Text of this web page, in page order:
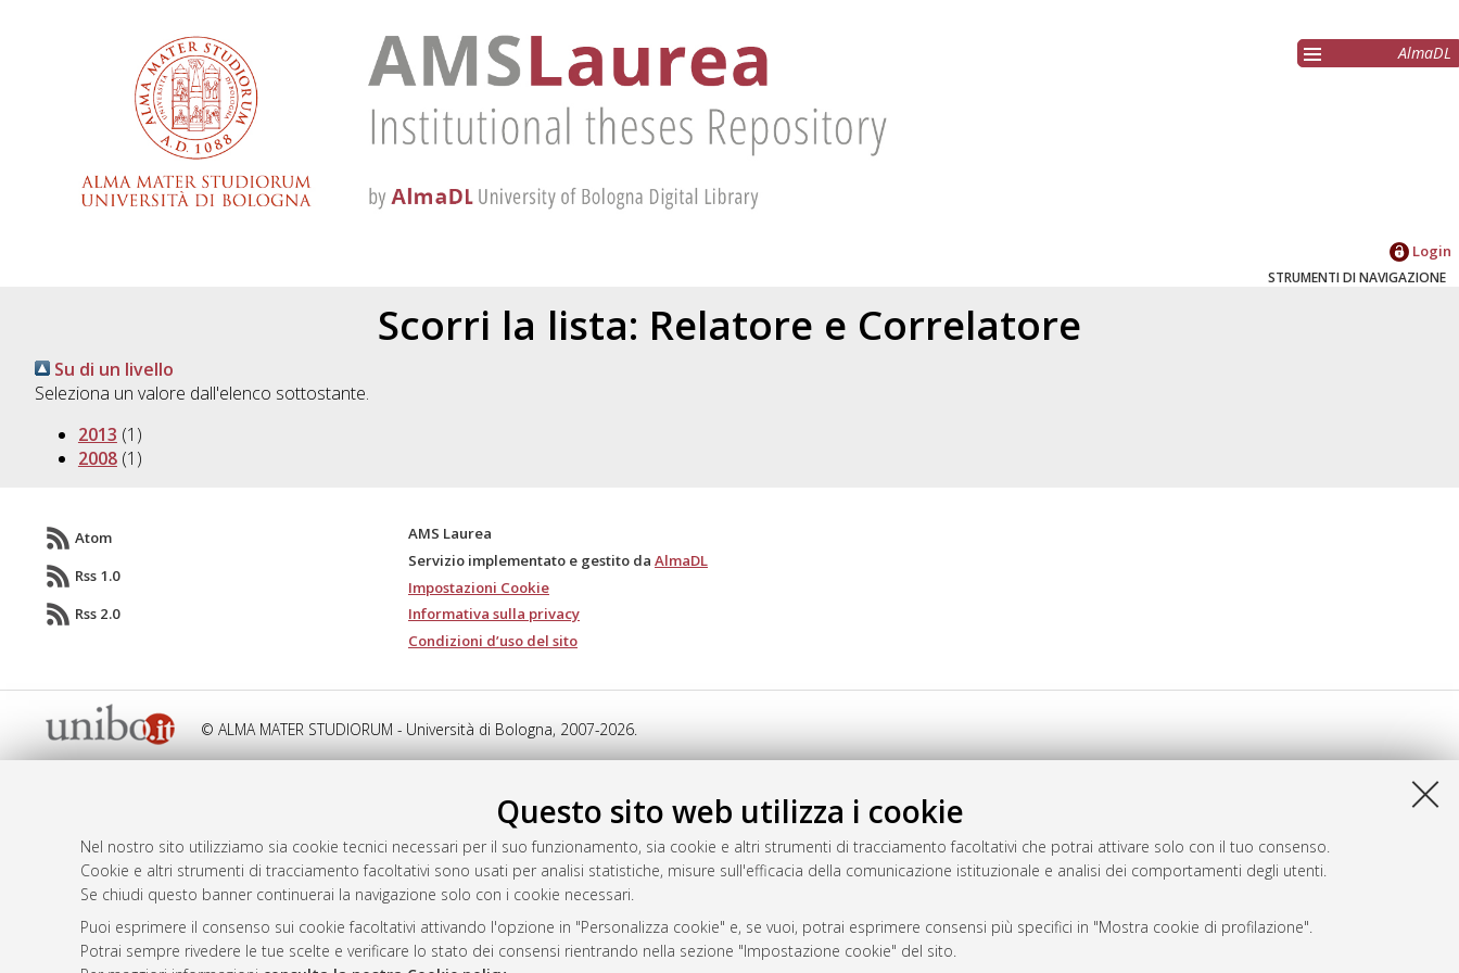
Questo sito web utilizza i cookie
Nel nostro sito utilizziamo sia cookie tecnici necessari per il suo funzionamento, sia cookie e altri strumenti di tracciamento facoltativi che potrai attivare solo con il tuo consenso.
Cookie e altri strumenti di tracciamento facoltativi sono usati per analisi statistiche, misure sull'efficacia della comunicazione istituzionale e analisi dei comportamenti degli utenti.
Se chiudi questo banner continuerai la navigazione solo con i cookie necessari.
Puoi esprimere il consenso sui cookie facoltativi attivando l'opzione in "Personalizza cookie" e, se vuoi, potrai esprimere consensi più specifici in "Mostra cookie di profilazione".
Potrai sempre rivedere le tue scelte e verificare lo stato dei consensi rientrando nella sezione "Impostazione cookie" del sito.
AlmaDL
Login
STRUMENTI DI NAVIGAZIONE
Scorri la lista: Relatore e Correlatore
Su di un livello
Seleziona un valore dall'elenco sottostante.
2013 (1)
2008(1)
Atom
Rss 1.0
Rss 2.0
AMS Laurea
Servizio implementato e gestito da AlmaDL
Impostazioni Cookie
Informativa sulla privacy
Condizioni d’uso del sito
© ALMA MATER STUDIORUM - Università di Bologna, 2007-2026.